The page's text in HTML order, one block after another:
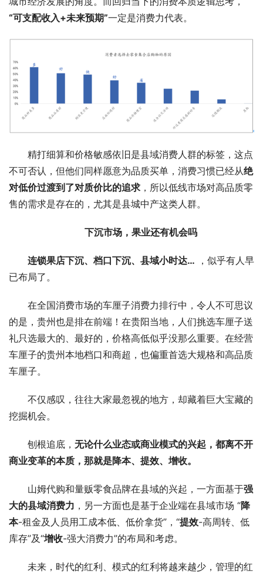
“可支配收入+未来预期”一定是消费力代表。
精打细算和价格敏感依旧是县域消费人群的标签，这点
不可否认，但他们同样愿意为品质买单，消费习惯已经从绝
对低价过渡到了对质价比的追求 ，所以低线市场对高品质零
售的需求是存在的，尤其是县城中产这类人群。
下沉市场，果业还有机会吗
连锁果店下沉、档口下沉、县域小时达… ，似乎有人早
已布局了。
在全国消费市场的车厘子消费力排行中，令人不可思议
的是，贵州也是排在前端！在贵阳当地，人们挑选车厘子送
礼只选最大的、最好的，价格高低似乎没那么重要。在经营
车厘子的贵州本地档口和商超，也偏重首选大规格和高品质
车厘子。
不仅感叹，往往大家最忽视的地方，却藏着巨大宝藏的
挖掘机会。
刨根追底， 无论什么业态或商业模式的兴起，都离不开
商业变革的本质，那就是降本、提效、增收。
山姆代购和量贩零食品牌在县域的兴起，一方面基于强
大的县域消费力 ，另一方面也是基于企业端在县域市场 “降
本-租金及人员用工成本低、低价拿货”，“提效-高周转、低
库存”及“增收-强大消费力”的布局和考虑。
未来，时代的红利、模式的红利将越来越少，管理的红